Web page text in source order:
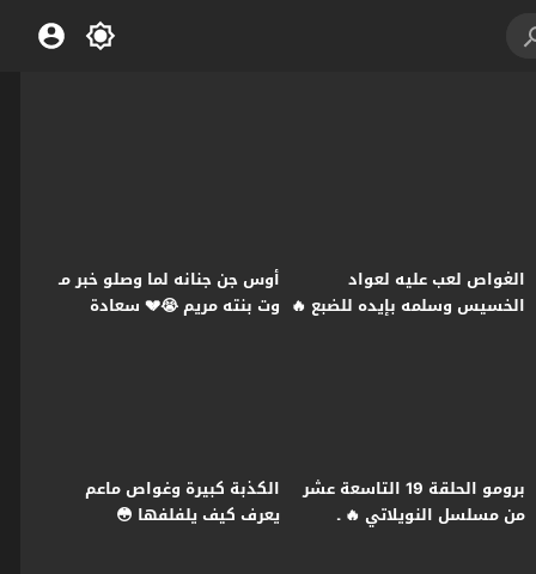
الغواص لعب عليه لعواد
الخسيس وسلمه بإيده للضبع 🔥
أوس جن جنانه لما وصلو خبر مـ
وت بنته مريم 😭💔 سعادة
برومو الحلقة 19 التاسعة عشر
من مسلسل النويلاتي 🔥 ـ
الكذبة كبيرة وغواص ماعم
يعرف كيف يلفلفها 😳